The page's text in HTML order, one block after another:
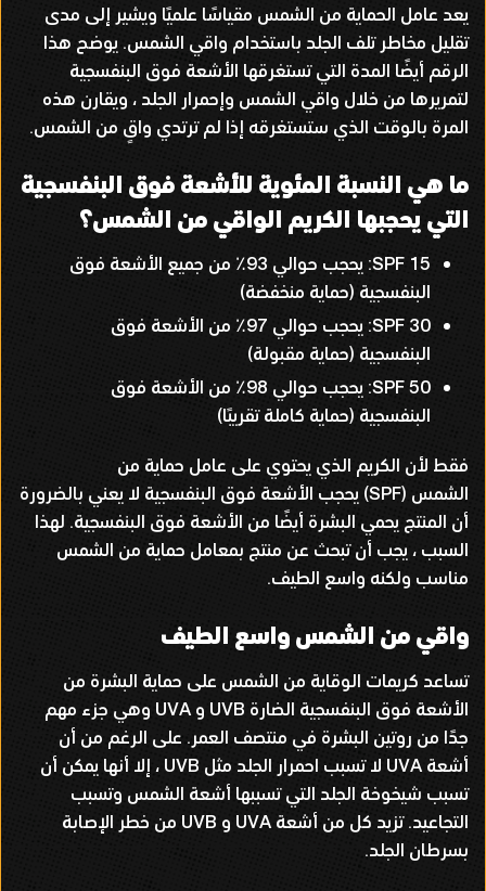
يعد عامل الحماية من الشمس مقياسًا علميًا ويشير إلى مدى
تقليل مخاطر تلف الجلد باستخدام واقي الشمس. يوضح هذا
الرقم أيضًا المدة التي تستغرقها الأشعة فوق البنفسجية
لتمريرها من خلال واقي الشمس وإحمرار الجلد ، ويقارن هذه
المرة بالوقت الذي ستستغرقه إذا لم ترتدي واقٍ من الشمس.
ما هي النسبة المئوية للأشعة فوق البنفسجية
التي يحجبها الكريم الواقي من الشمس؟
SPF 15: يحجب حوالي 93٪ من جميع الأشعة فوق
البنفسجية (حماية منخفضة)
SPF 30: يحجب حوالي 97٪ من الأشعة فوق
البنفسجية (حماية مقبولة)
SPF 50: يحجب حوالي 98٪ من الأشعة فوق
البنفسجية (حماية كاملة تقريبًا)
فقط لأن الكريم الذي يحتوي على عامل حماية من
الشمس (SPF)
يحجب الأشعة فوق البنفسجية لا يعني بالضرورة
أن المنتج يحمي البشرة أيضًا من الأشعة فوق البنفسجية. لهذا
السبب ، يجب أن تبحث عن منتج بمعامل حماية من الشمس
مناسب ولكنه واسع الطيف.
واقي من الشمس واسع الطيف
تساعد كريمات الوقاية من الشمس على حماية البشرة من
الأشعة فوق البنفسجية الضارة UVB و UVA وهي جزء مهم
جدًا من روتين البشرة في منتصف العمر. على الرغم من أن
أشعة UVA لا تسبب احمرار الجلد مثل UVB ، إلا أنها يمكن أن
تسبب شيخوخة الجلد التي تسببها أشعة الشمس وتسبب
التجاعيد.تزيد كل من أشعة UVA و UVB من خطر الإصابة
بسرطان الجلد.